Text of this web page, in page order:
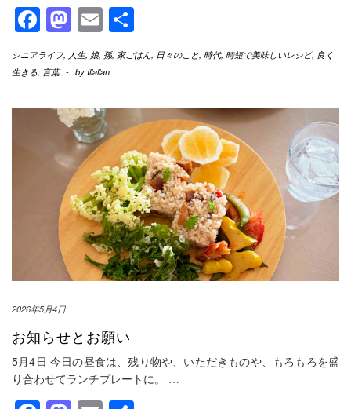
Facebook
Mastodon
Email
有
シニアライフ, 人生, 娘, 孫, 家ごはん, 日々のこと, 時代, 時短で美味しいレシピ, 良く
生きる, 言葉 - by Illallan
2026年5月4日
お知らせとお願い
5月4日 今日の昼食は、残り物や、いただきものや、もろもろを盛
り合わせてランチプレートに。 …